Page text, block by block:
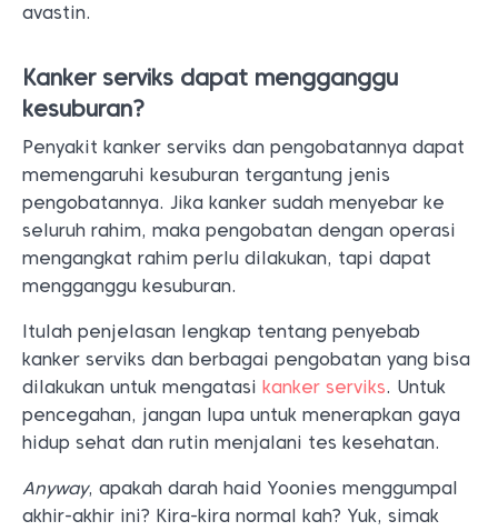
avastin.
Kanker serviks dapat mengganggu
kesuburan?
Penyakit kanker serviks dan pengobatannya dapat
memengaruhi kesuburan tergantung jenis
pengobatannya. Jika kanker sudah menyebar ke
seluruh rahim, maka pengobatan dengan operasi
mengangkat rahim perlu dilakukan, tapi dapat
mengganggu kesuburan.
Itulah penjelasan lengkap tentang penyebab
kanker serviks dan berbagai pengobatan yang bisa
dilakukan untuk mengatasi kanker serviks. Untuk
pencegahan, jangan lupa untuk menerapkan gaya
hidup sehat dan rutin menjalani tes kesehatan.
Anyway, apakah darah haid Yoonies menggumpal
akhir-akhir ini? Kira-kira normal kah? Yuk, simak